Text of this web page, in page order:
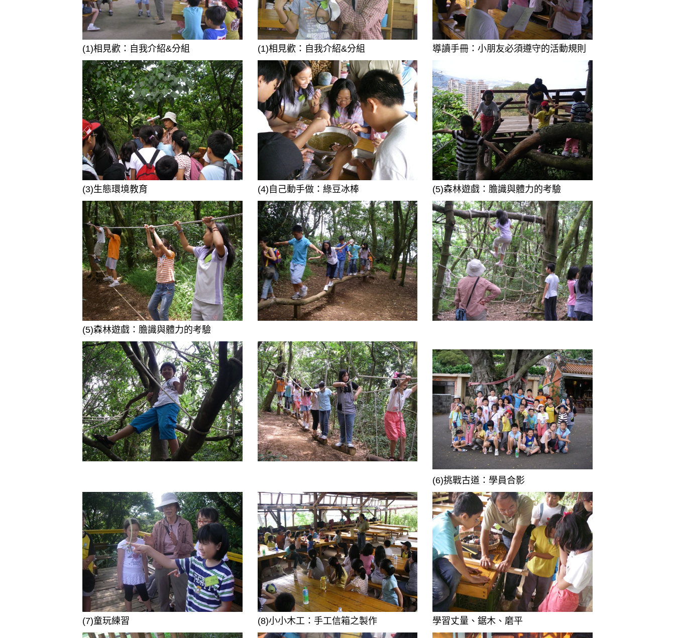
(1)相見歡：自我介紹&分組 (1)相見歡：自我介紹&分組 導讀手冊：小朋友必須遵守的活動規則
(3)生態環境教育 (4)自己動手做：綠豆冰棒 (5)森林遊戲：膽識與體力的考驗
(5)森林遊戲：膽識與體力的考驗
(6)挑戰古道：學員合影
(7)童玩練習 (8)小小木工：手工信箱之製作 學習丈量、鋸木、磨平